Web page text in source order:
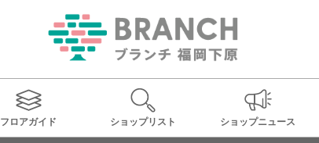
フロアガイド ショップリスト ショップニュース